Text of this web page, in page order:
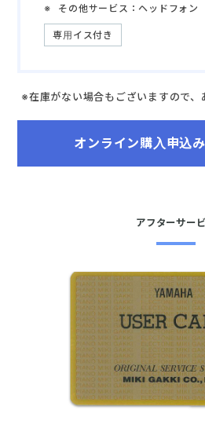
その他サービス：ヘッドフォン
専用イス付き
※在庫がない場合もございますので、
オンライン購入申込
アフターサー